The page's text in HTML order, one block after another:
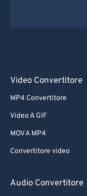
Video Convertitore
MP4 Convertitore
Video A GIF
MOV A MP4
Convertitore video
Audio Convertitore